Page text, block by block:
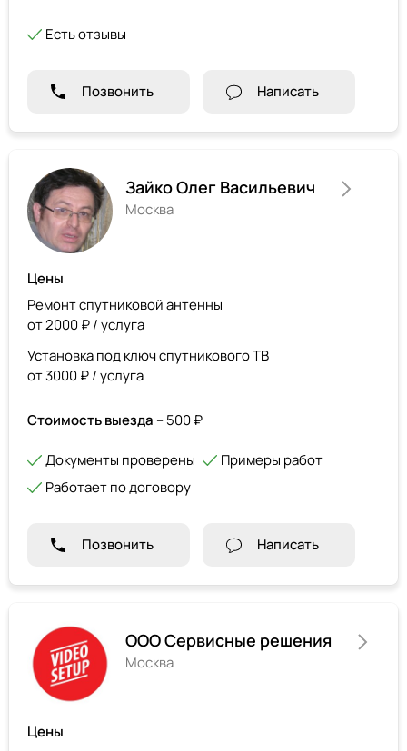
Есть отзывы
Позвонить Написать
Зайко Олег Васильевич
Москва
Цены
Ремонт спутниковой антенны
от 2000 ₽ / услуга
Установка под ключ спутникового ТВ
от 3000 ₽ / услуга
Стоимость выезда – 500 ₽
Документы проверены
Примеры работ
Работает по договору
Позвонить Написать
ООО Сервисные решения
Москва
Цены